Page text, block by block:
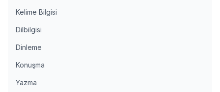
Kelime Bilgisi
Dilbilgisi
Dinleme
Konuşma
Yazma